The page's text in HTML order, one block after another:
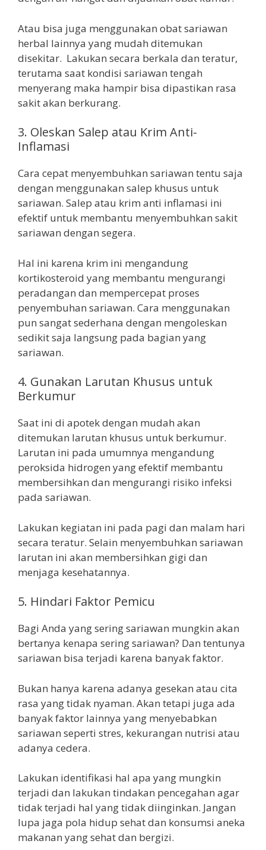
Atau bisa juga menggunakan obat sariawan
herbal lainnya yang mudah ditemukan
disekitar. Lakukan secara berkala dan teratur,
terutama saat kondisi sariawan tengah
menyerang maka hampir bisa dipastikan rasa
sakit akan berkurang.
3. Oleskan Salep atau Krim Anti-
Inflamasi
Cara cepat menyembuhkan sariawan tentu saja
dengan menggunakan salep khusus untuk
sariawan. Salep atau krim anti inflamasi ini
efektif untuk membantu menyembuhkan sakit
sariawan dengan segera.
Hal ini karena krim ini mengandung
kortikosteroid yang membantu mengurangi
peradangan dan mempercepat proses
penyembuhan sariawan. Cara menggunakan
pun sangat sederhana dengan mengoleskan
sedikit saja langsung pada bagian yang
sariawan.
4. Gunakan Larutan Khusus untuk
Berkumur
Saat ini di apotek dengan mudah akan
ditemukan larutan khusus untuk berkumur.
Larutan ini pada umumnya mengandung
peroksida hidrogen yang efektif membantu
membersihkan dan mengurangi risiko infeksi
pada sariawan.
Lakukan kegiatan ini pada pagi dan malam hari
secara teratur. Selain menyembuhkan sariawan
larutan ini akan membersihkan gigi dan
menjaga kesehatannya.
5. Hindari Faktor Pemicu
Bagi Anda yang sering sariawan mungkin akan
bertanya kenapa sering sariawan? Dan tentunya
sariawan bisa terjadi karena banyak faktor.
Bukan hanya karena adanya gesekan atau cita
rasa yang tidak nyaman. Akan tetapi juga ada
banyak faktor lainnya yang menyebabkan
sariawan seperti stres, kekurangan nutrisi atau
adanya cedera.
Lakukan identifikasi hal apa yang mungkin
terjadi dan lakukan tindakan pencegahan agar
tidak terjadi hal yang tidak diinginkan. Jangan
lupa jaga pola hidup sehat dan konsumsi aneka
makanan yang sehat dan bergizi.